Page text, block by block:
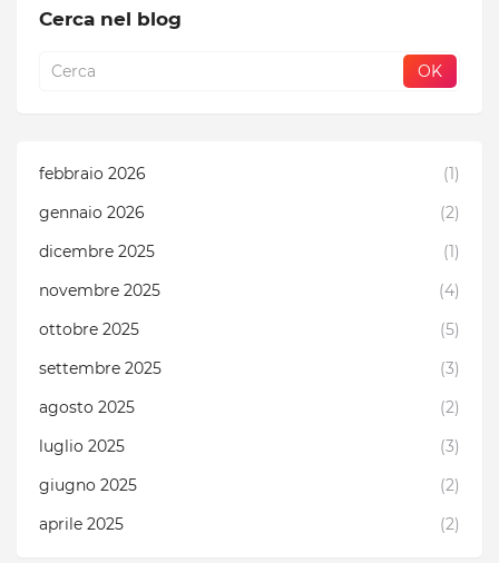
Cerca nel blog
febbraio 2026
(1)
gennaio 2026
(2)
dicembre 2025
(1)
novembre 2025
(4)
ottobre 2025
(5)
settembre 2025
(3)
agosto 2025
(2)
luglio 2025
(3)
giugno 2025
(2)
aprile 2025
(2)